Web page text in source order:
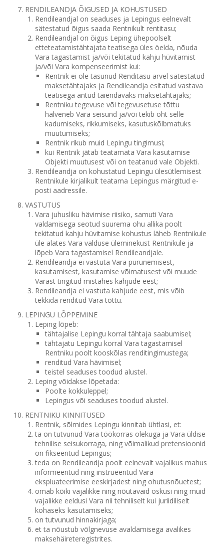
RENDILEANDJA ÕIGUSED JA KOHUSTUSED
Rendileandjal on seaduses ja Lepingus eelnevalt
sätestatud õigus saada Rentnikult rentitasu;
Rendileandjal on õigus Leping ühepoolselt
etteteatamistähtajata teatisega üles öelda, nõuda
Vara tagastamist ja/või tekitatud kahju hüvitamist
ja/või Vara kompenseerimist kui:
Rentnik ei ole tasunud Renditasu arvel sätestatud
maksetähtajaks ja Rendileandja esitatud vastava
teatisega antud täiendavaks maksetähtajaks;
Rentniku tegevuse või tegevusetuse tõttu
halveneb Vara seisund ja/või tekib oht selle
kadumiseks, rikkumiseks, kasutuskõlbmatuks
muutumiseks;
Rentnik rikub muid Lepingu tingimusi;
kui Rentnik jätab teatamata Vara kasutamise
Objekti muutusest või on teatanud vale Objekti.
Rendileandja on kohustatud Lepingu ülesütlemisest
Rentnikule kirjalikult teatama Lepingus märgitud e-
posti aadressile.
VASTUTUS
Vara juhusliku hävimise riisiko, samuti Vara
valdamisega seotud suurema ohu allika poolt
tekitatud kahju hüvitamise kohustus läheb Rentnikule
üle alates Vara valduse üleminekust Rentnikule ja
lõpeb Vara tagastamisel Rendileandjale.
Rendileandja ei vastuta Vara purunemisest,
kasutamisest, kasutamise võimatusest või muude
Varast tingitud mistahes kahjude eest;
Rendileandja ei vastuta kahjude eest, mis võib
tekkida renditud Vara tõttu.
LEPINGU LÕPPEMINE
Leping lõpeb:
tähtajalise Lepingu korral tähtaja saabumisel;
tähtajatu Lepingu korral Vara tagastamisel
Rentniku poolt kooskõlas renditingimustega;
renditud Vara hävimisel;
teistel seaduses toodud alustel.
Leping võidakse lõpetada:
Poolte kokkuleppel;
Lepingus või seaduses toodud alustel.
RENTNIKU KINNITUSED
Rentnik, sõlmides Lepingu kinnitab ühtlasi, et:
ta on tutvunud Vara töökorras olekuga ja Vara üldise
tehnilise seisukorraga, ning võimalikud pretensioonid
on fikseeritud Lepingus;
teda on Rendileandja poolt eelnevalt vajalikus mahus
informeeritud ning instrueeritud Vara
ekspluateerimise eeskirjadest ning ohutusnõuetest;
omab kõiki vajalikke ning nõutavaid oskusi ning muid
vajalikke eeldusi Vara nii tehniliselt kui juriidiliselt
kohaseks kasutamiseks;
on tutvunud hinnakirjaga;
et ta nõustub võlgnevuse avaldamisega avalikes
maksehäireteregistrites.